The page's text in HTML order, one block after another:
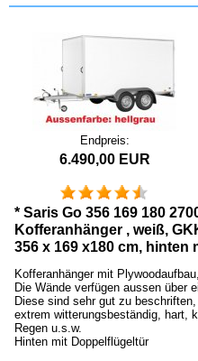
Endpreis:
6.490,00 EUR
* Saris Go 356 169 180
Kofferanhänger , weiß,
356 x 169 x180 cm, hinten
Kofferanhänger mit
Die Wände verfügen aussen über
Diese sind sehr gut zu
extrem witterungsbeständig, hart,
Regen u.s.w.
Hinten mit Doppelflügeltür